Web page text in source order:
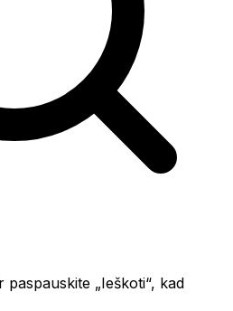
„Ieškoti“, kad